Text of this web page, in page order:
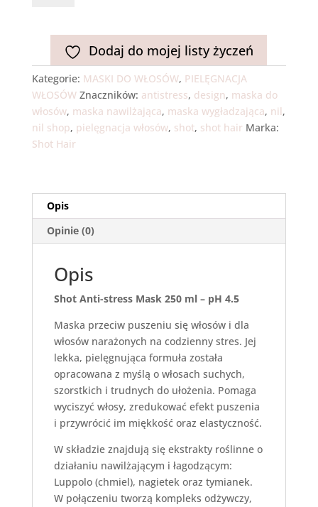
Dodaj do mojej listy życzeń
Kategorie: MASKI DO WŁOSÓW, PIELĘGNACJA
WŁOSÓW Znaczników: antistress, design, maska do
włosów, maska nawilżająca, maska wygładzająca, nil,
nil shop, pielęgnacja włosów, shot, shot hair Marka:
Shot Hair
Opis
Opinie (0)
Opis
Shot Anti-stress Mask 250 ml – pH 4.5
Maska przeciw puszeniu się włosów i dla
włosów narażonych na codzienny stres. Jej
lekka, pielęgnująca formuła została
opracowana z myślą o włosach suchych,
szorstkich i trudnych do ułożenia. Pomaga
wyciszyć włosy, zredukować efekt puszenia
i przywrócić im miękkość oraz elastyczność.
W składzie znajdują się ekstrakty roślinne o
działaniu nawilżającym i łagodzącym:
Luppolo (chmiel), nagietek oraz tymianek.
W połączeniu tworzą kompleks odżywczy,